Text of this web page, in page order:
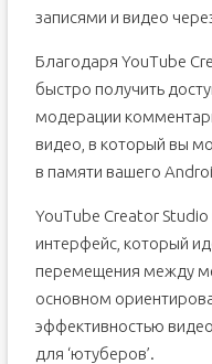
записями и видео
Благодаря YouTube
быстро получить
модерации
видео, в который вы
в памяти вашего
YouTube Creator
интерфейс, который
перемещения между
основном
эффективностью
для ‘ютуберов’.